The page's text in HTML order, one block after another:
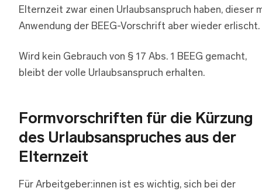
Elternzeit zwar einen Urlaubsanspruch haben, dieser
Anwendung der BEEG-Vorschrift aber wieder erlischt.
Wird kein Gebrauch von § 17 Abs. 1 BEEG gemacht,
bleibt der volle Urlaubsanspruch erhalten.
Formvorschriften für die Kürzung
des Urlaubsanspruches aus der
Elternzeit
Für Arbeitgeber:innen ist es wichtig, sich bei der